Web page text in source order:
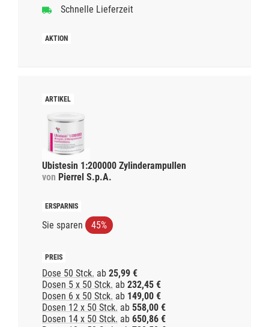
Schnelle Lieferzeit
Ubistesin 1:200000 Zylinderampullen
von Pierrel S.p.A.
Sie sparen 45%
Dose 50 Stck. ab 25,99 €
Dosen 5 x 50 Stck. ab 232,45 €
Dosen 6 x 50 Stck. ab 149,00 €
Dosen 12 x 50 Stck. ab 558,00 €
Dosen 14 x 50 Stck. ab 650,86 €